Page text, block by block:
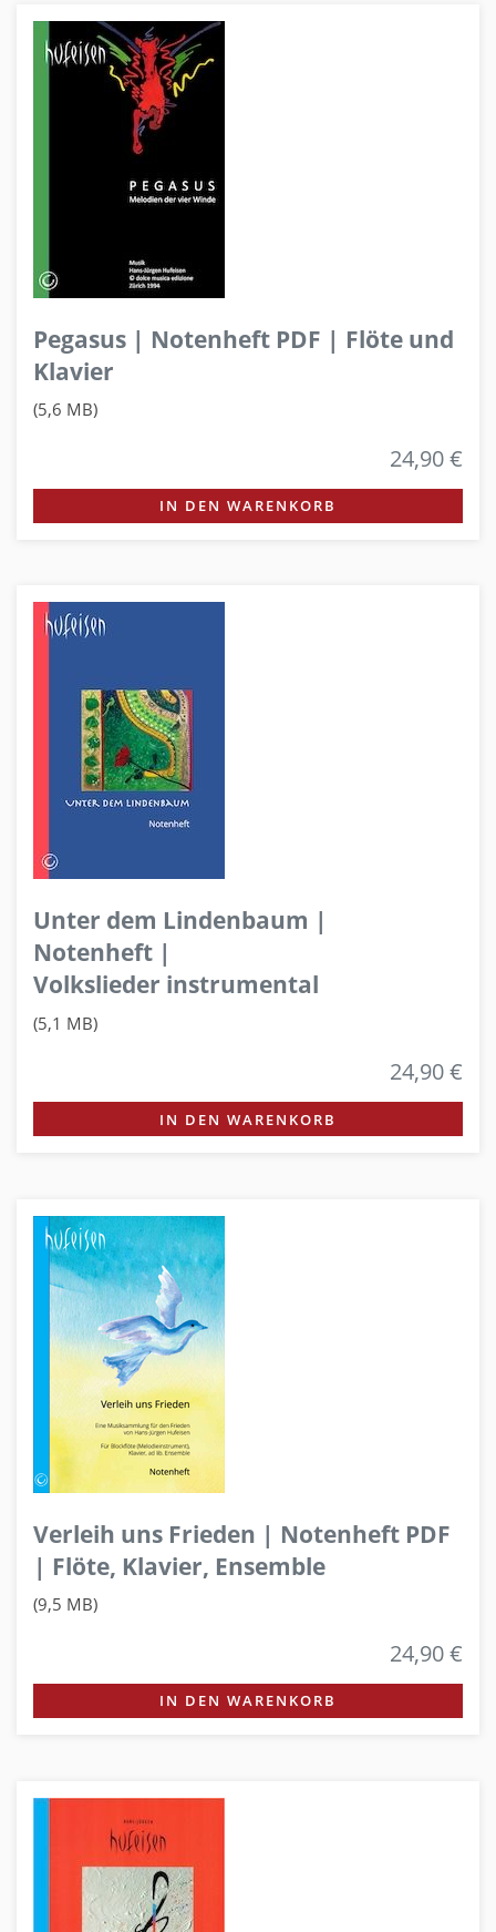
Pegasus | Notenheft PDF | Flöte und
Klavier
(5,6 MB)
24,90 €
IN DEN WARENKORB
Unter dem Lindenbaum |
Notenheft |
Volkslieder instrumental
(5,1 MB)
24,90 €
IN DEN WARENKORB
Verleih uns Frieden | Notenheft PDF
| Flöte, Klavier, Ensemble
(9,5 MB)
24,90 €
IN DEN WARENKORB